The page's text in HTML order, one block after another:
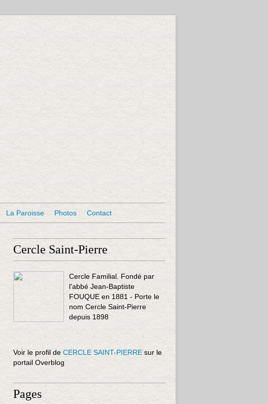
La Paroisse Photos Contact
Cercle Saint-Pierre
Cercle Familial. Fondé par
l'abbé Jean-Baptiste
FOUQUE en 1881 - Porte le
nom Cercle Saint-Pierre
depuis 1898
Voir le profil de CERCLE SAINT-PIERRE sur le
portail Overblog
Pages